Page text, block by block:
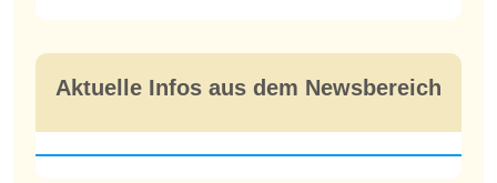
Aktuelle Infos aus dem Newsbereich